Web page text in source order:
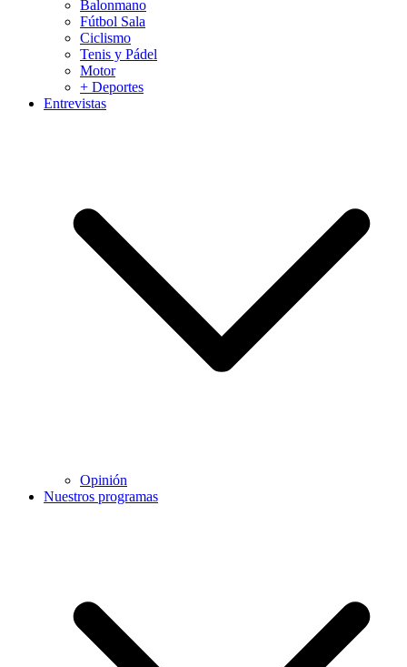
Balonmano
Fútbol Sala
Ciclismo
Tenis y Pádel
Motor
+ Deportes
Entrevistas
Opinión
Nuestros programas